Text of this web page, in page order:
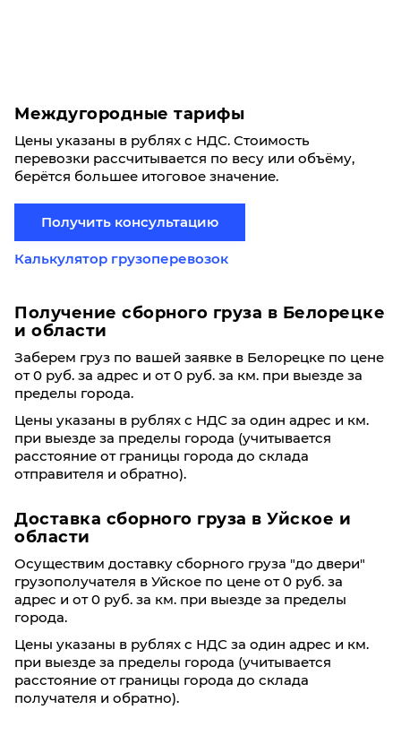
Междугородные тарифы
Цены указаны в рублях с НДС. Стоимость
перевозки рассчитывается по весу или объёму,
берётся большее итоговое значение.
Получить консультацию
Калькулятор грузоперевозок
Получение сборного груза в Белорецке
и области
Заберем груз по вашей заявке в Белорецке по цене
от 0 руб. за адрес и от 0 руб. за км. при выезде за
пределы города.
Цены указаны в рублях с НДС за один адрес и км.
при выезде за пределы города (учитывается
расстояние от границы города до склада
отправителя и обратно).
Доставка сборного груза в Уйское и
области
Осуществим доставку сборного груза "до двери"
грузополучателя в Уйское по цене от 0 руб. за
адрес и от 0 руб. за км. при выезде за пределы
города.
Цены указаны в рублях с НДС за один адрес и км.
при выезде за пределы города (учитывается
расстояние от границы города до склада
получателя и обратно).